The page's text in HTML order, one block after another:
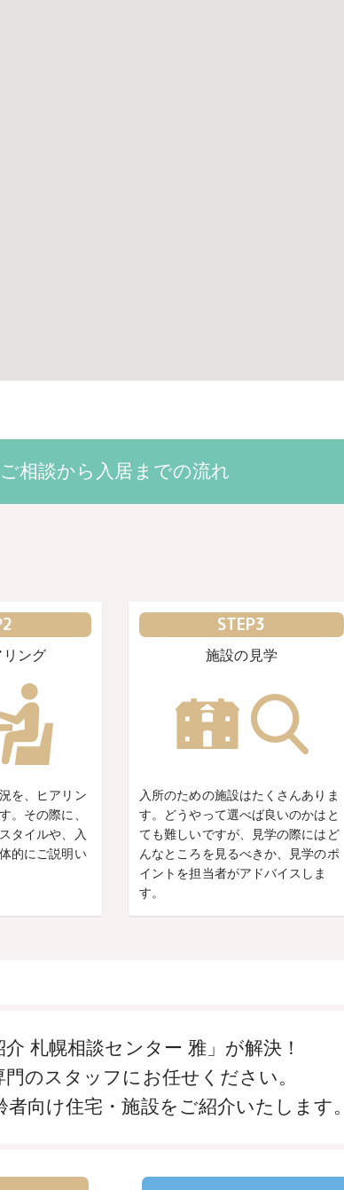
ご相談から入居までの流れ
リング
を、ヒアリン
。その際に、
タイルや、入
的にご説明い
STEP3
施設の見学
入所のための施設はたくさんありま
す。どうやって選べば良いのかはと
ても難しいですが、見学の際にはど
んなところを見るべきか、見学のポ
イントを担当者がアドバイスしま
す。
札幌相談センター 雅」が解決！
のスタッフにお任せください。
向け住宅・施設をご紹介いたします。